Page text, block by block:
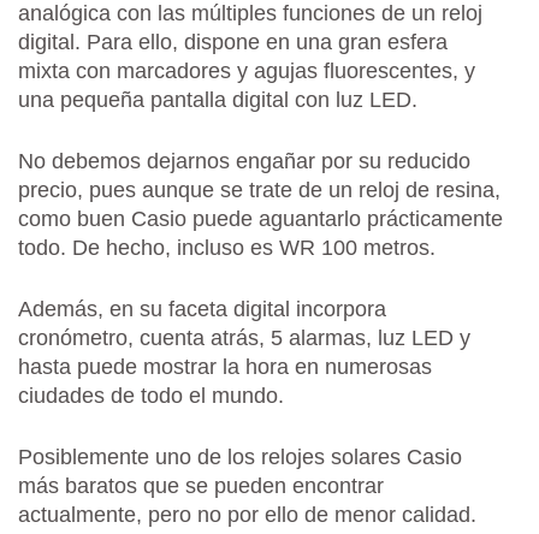
analógica con las múltiples funciones de un reloj
digital. Para ello, dispone en una gran esfera
mixta con marcadores y agujas fluorescentes, y
una pequeña pantalla digital con luz LED.
No debemos dejarnos engañar por su reducido
precio, pues aunque se trate de un reloj de resina,
como buen Casio puede aguantarlo prácticamente
todo. De hecho, incluso es WR 100 metros.
Además, en su faceta digital incorpora
cronómetro, cuenta atrás, 5 alarmas, luz LED y
hasta puede mostrar la hora en numerosas
ciudades de todo el mundo.
Posiblemente uno de los relojes solares Casio
más baratos que se pueden encontrar
actualmente, pero no por ello de menor calidad.